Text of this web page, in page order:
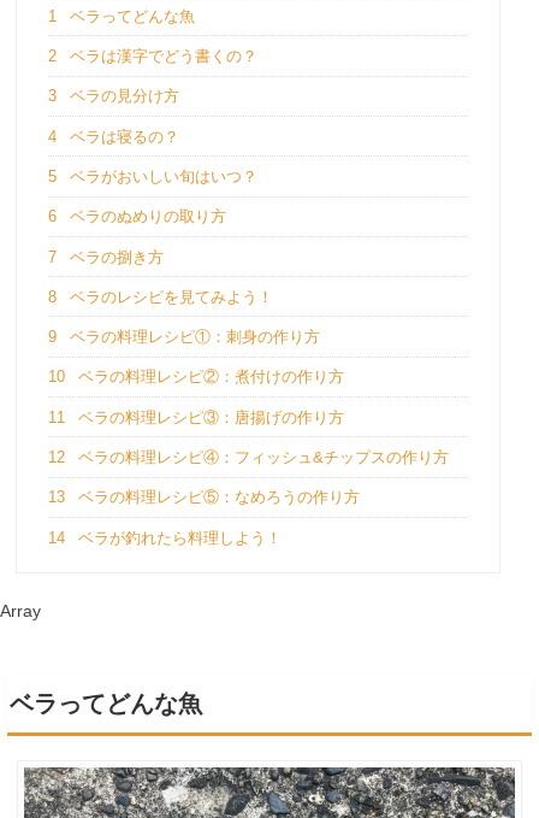
1 ベラってどんな魚
2 ベラは漢字でどう書くの？
3 ベラの見分け方
4 ベラは寝るの？
5 ベラがおいしい旬はいつ？
6 ベラのぬめりの取り方
7 ベラの捌き方
8 ベラのレシピを見てみよう！
9 ベラの料理レシピ①：刺身の作り方
10 ベラの料理レシピ②：煮付けの作り方
11 ベラの料理レシピ③：唐揚げの作り方
12 ベラの料理レシピ④：フィッシュ&チップスの作り方
13 ベラの料理レシピ⑤：なめろうの作り方
14 ベラが釣れたら料理しよう！
Array
ベラってどんな魚